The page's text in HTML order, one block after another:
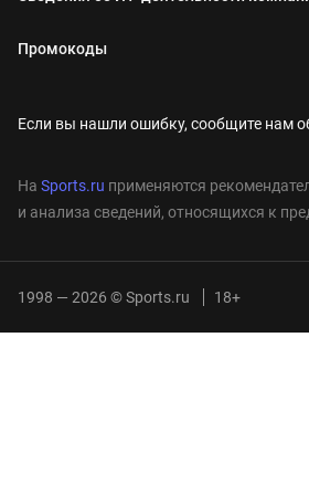
Промокоды
Если вы нашли ошибку, сообщите нам
На Sports.ru применяются
и анализа сведений, относящихся к
1998 — 2026 © Sports.ru 18+